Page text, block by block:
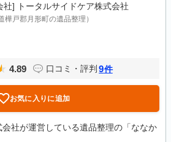
社] トータルサイドケア株式会社
樺戸郡月形町の遺品整理）
4.89 口コミ・評判 9件
お気に入りに追加
会社が運営している遺品整理の「ななか